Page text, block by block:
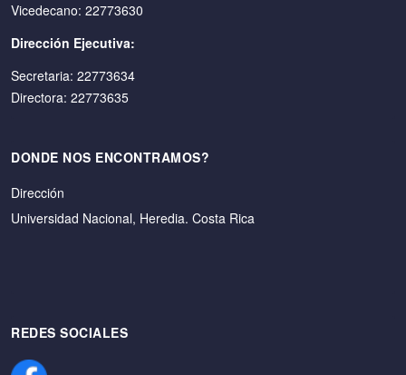
Vicedecano: 22773630
Dirección Ejecutiva:
Secretaria: 22773634
Directora: 22773635
DONDE NOS ENCONTRAMOS?
Dirección
Universidad Nacional, Heredia. Costa Rica
REDES SOCIALES